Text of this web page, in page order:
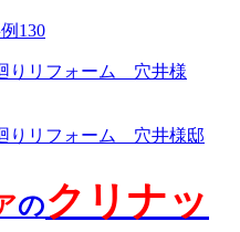
130
りリフォーム 穴井様邸
のクリナッ